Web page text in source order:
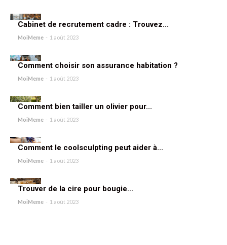
Cabinet de recrutement cadre : Trouvez...
MoiMeme - 1 août 2023
Comment choisir son assurance habitation ?
MoiMeme - 1 août 2023
Comment bien tailler un olivier pour...
MoiMeme - 1 août 2023
Comment le coolsculpting peut aider à...
MoiMeme - 1 août 2023
Trouver de la cire pour bougie...
MoiMeme - 1 août 2023